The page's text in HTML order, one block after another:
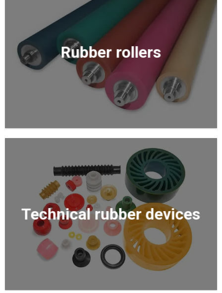
Rubber rollers
Technical rubber devices